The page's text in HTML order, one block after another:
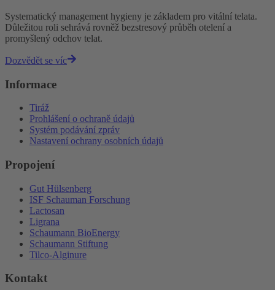
Systematický management hygieny je základem pro vitální telata.
Důležitou roli sehrává rovněž bezstresový průběh otelení a
promyšlený odchov telat.
Dozvědět se víc
Informace
Tiráž
Prohlášení o ochraně údajů
Systém podávání zpráv
Nastavení ochrany osobních údajů
Propojení
Gut Hülsenberg
ISF Schauman Forschung
Lactosan
Ligrana
Schaumann BioEnergy
Schaumann Stiftung
Tilco-Alginure
Kontakt